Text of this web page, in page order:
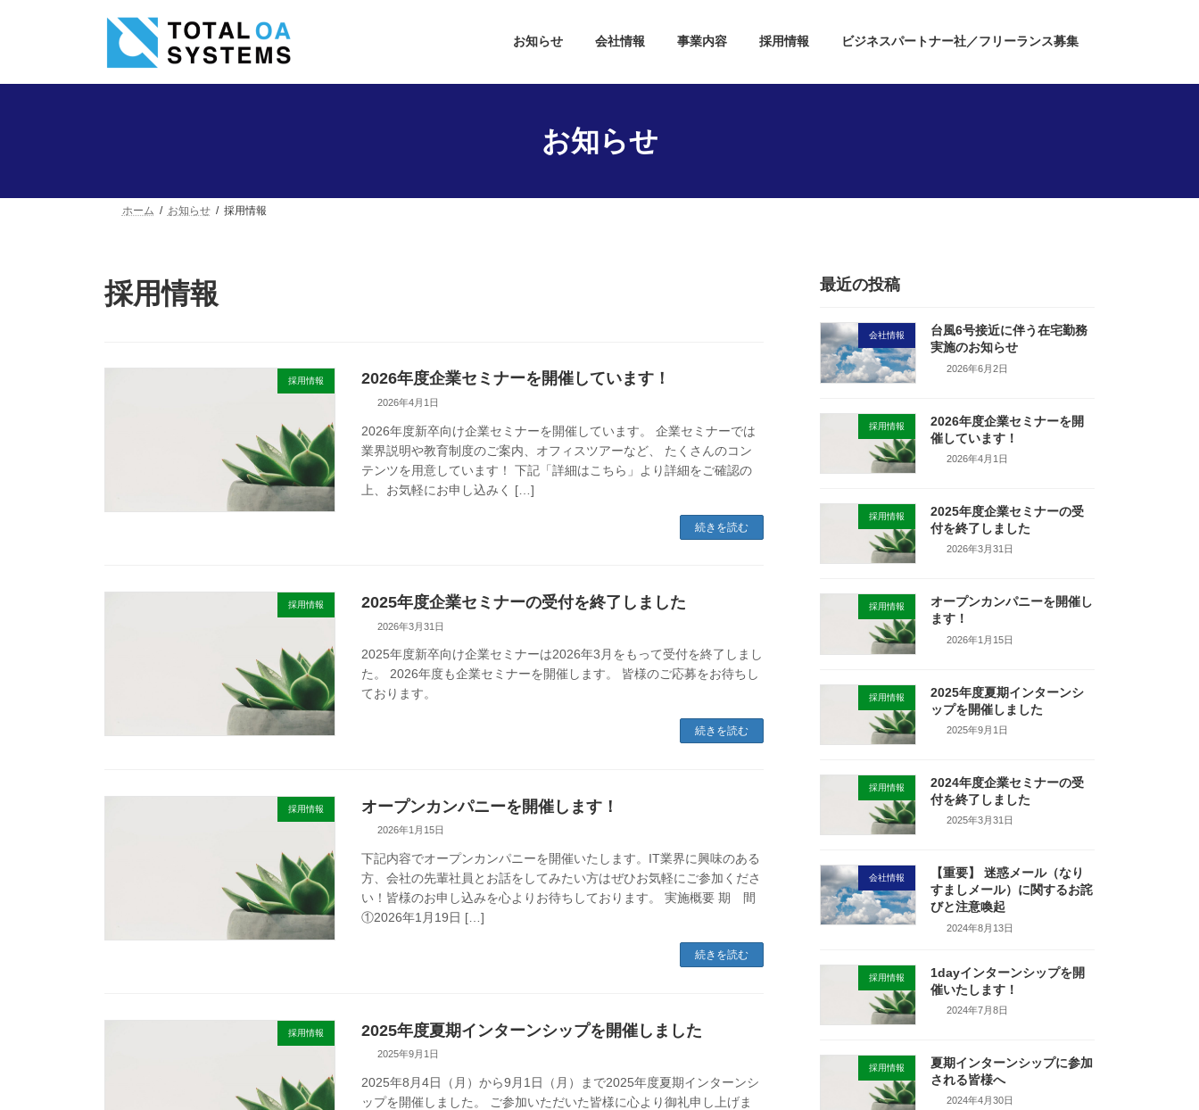
ツ
シ
お知らせ 会社情報 事業内容 採用情報 ビジネスパートナー社／フリーランス募集
お知らせ
ホーム お知らせ 採用情報
採用情報
採用情報 2026年度企業セミナーを開催しています！
2026年4月1日
2026年度新卒向け企業セミナーを開催しています。 企業セミナーでは
業界説明や教育制度のご案内、オフィスツアーなど、 たくさんのコン
テンツを用意しています！ 下記「詳細はこちら」より詳細をご確認の
上、お気軽にお申し込みく […]
続きを読む
採用情報 2025年度企業セミナーの受付を終了しました
2026年3月31日
2025年度新卒向け企業セミナーは2026年3月をもって受付を終了しまし
た。 2026年度も企業セミナーを開催します。 皆様のご応募をお待ちし
ております。
続きを読む
採用情報 オープンカンパニーを開催します！
2026年1月15日
下記内容でオープンカンパニーを開催いたします。IT業界に興味のある
方、会社の先輩社員とお話をしてみたい方はぜひお気軽にご参加くださ
い！皆様のお申し込みを心よりお待ちしております。 実施概要 期 間
①2026年1月19日 […]
続きを読む
採用情報 2025年度夏期インターンシップを開催しました
2025年9月1日
2025年8月4日（月）から9月1日（月）まで2025年度夏期インターンシ
ップを開催しました。 ご参加いただいた皆様に心より御礼申し上げま
最近の投稿
会社情報
台風6号接近に伴う在宅勤務
実施のお知らせ
2026年6月2日
採用情報
2026年度企業セミナーを開
催しています！
2026年4月1日
採用情報
2025年度企業セミナーの受
付を終了しました
2026年3月31日
採用情報
オープンカンパニーを開催し
ます！
2026年1月15日
採用情報
2025年度夏期インターンシ
ップを開催しました
2025年9月1日
採用情報
2024年度企業セミナーの受
付を終了しました
2025年3月31日
会社情報
【重要】 迷惑メール（なり
すましメール）に関するお詫
びと注意喚起
2024年8月13日
採用情報
1dayインターンシップを開
催いたします！
2024年7月8日
採用情報
夏期インターンシップに参加
される皆様へ
2024年4月30日